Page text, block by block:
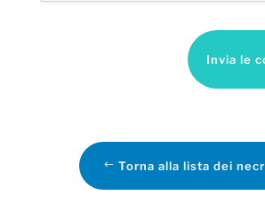
Invia le
Torna alla lista dei